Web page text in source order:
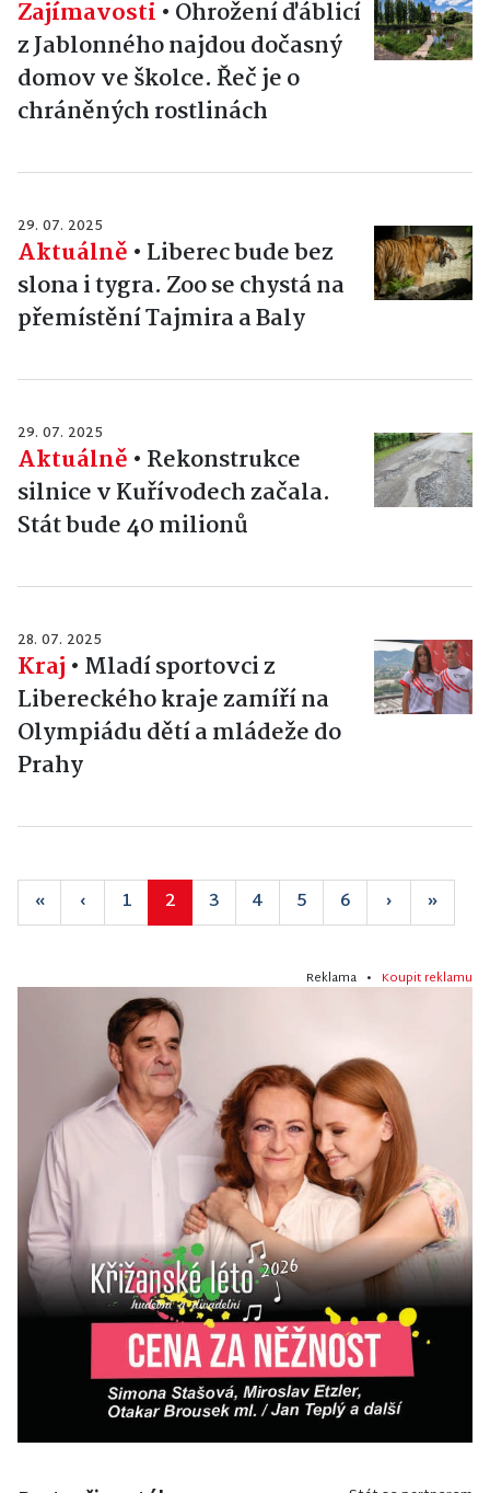
Zajímavosti • Ohrožení ďáblicí
z Jablonného najdou dočasný
domov ve školce. Řeč je o
chráněných rostlinách
29. 07. 2025
Aktuálně • Liberec bude bez
slona i tygra. Zoo se chystá na
přemístění Tajmira a Baly
29. 07. 2025
Aktuálně • Rekonstrukce
silnice v Kuřívodech začala.
Stát bude 40 milionů
28. 07. 2025
Kraj • Mladí sportovci z
Libereckého kraje zamíří na
Olympiádu dětí a mládeže do
Prahy
« ‹ 1 2 3 4 5 6 › »
Reklama • Koupit reklamu